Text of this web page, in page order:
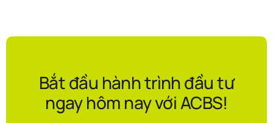
Bắt đầu hành trình đầu tư
ngay hôm nay với ACBS!